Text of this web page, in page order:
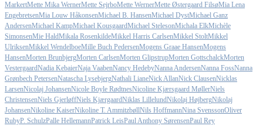
MarkertMette Mika WernerMette SejrboMette WernerMette Østergaard FilsøMia Lena
EngebretsenMia Louw HåkonsenMichael B. HansenMichael DystMichael Ganz
AndersenMichael KampMichael KousgaardMichael StelesonMichala ElkMichèle
SimonsenMie HaldMikala RosenkildeMikkel Harris CarlsenMikkel StoltMikkel
UlriksenMikkel WendelboeMille Buch PedersenMogens Graae HansenMogens
HansenMorten BrunbjergMorten CarlsenMorten GlipstrupMorten GottschalckMorten
VestergaardNadia KebaierNaja VaabenNancy HedebyNanna AndersenNanna FossNanna
Grønbech PetersenNatascha LysebjergNathali LianeNick AllanNick ClausenNicklas
LarsenNicolaj JohansenNicole Boyle RødtnesNicoline Kjærsgaard MøllerNiels
ChristensenNiels GjerløffNiels KjærgaardNiklas LillelundNikolaj HøjbergNikolaj
JohansenNikoline KaiserNikoline T. AmmitzbøllNils HoffmannNina SvenssonOliver
RubyP. SchulzPalle HellemannPatrick LeisPaul Anthony SørensenPaul Rey